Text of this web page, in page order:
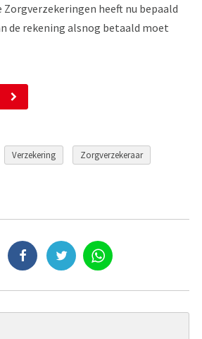
heeft nu bepaald
de rekening alsnog betaald moet
Verzekering Zorgverzekeraar